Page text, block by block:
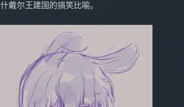
戴尔王建国的搞笑比喻。